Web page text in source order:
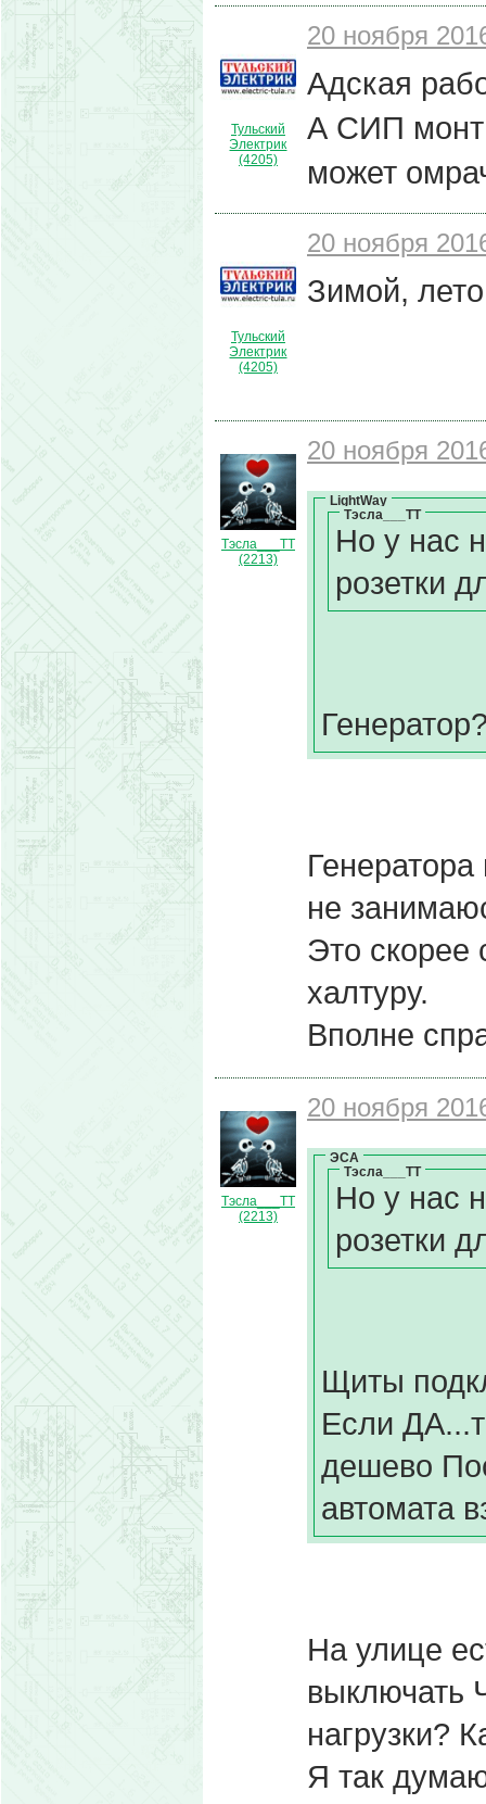
Тульский
Электрик
(4205)
20 ноября
Адская
А СИП
может
Тульский
Электрик
(4205)
20 ноября
Зимой,
Тэсла___ТТ
(2213)
20 ноября
LightWay
Тэсла___ТТ
Но у нас
розетки
не
Это скорее
халтуру.
Вполне
Тэсла___ТТ
(2213)
20 ноября
ЭСА
Тэсла___ТТ
Но у нас
розетки
Щиты
Если
дешево
автомата
На улице
выключать
нагрузки?
Я так